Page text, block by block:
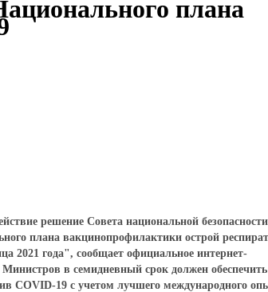
плана
решение Совета национальной
плана вакцинопрофилактики острой
2021 года", сообщает официальное интернет-
в семидневный срок должен обеспечить
COVID-19 с учетом лучшего международного